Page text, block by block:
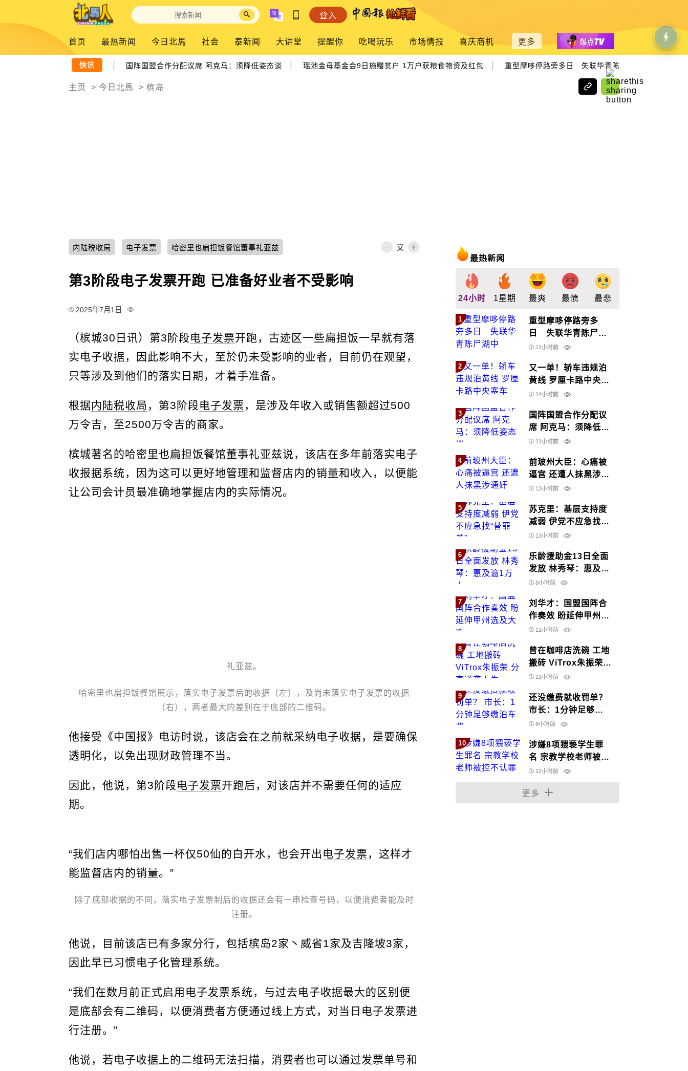
登入
首页 最热新闻 今日北馬 社会 泰新闻 大讲堂 提醒你 吃喝玩乐 市场情报 喜庆商机 更多
快讯
友：国州议员需掌握知识 国阵国盟合作分配议席 阿克马：须降低姿态谈 | 瑶池金母基金会9日施赠贫户 1万户获粮食物资及红包 | 重型摩哆停路旁多日 失联华青陈尸湖中
主页 >今日北馬 >槟岛
内陆税收局 电子发票 哈密里也扁担饭餐馆董事礼亚兹
第3阶段电子发票开跑 已准备好业者不受影响
2025年7月1日
（槟城30日讯）第3阶段电子发票开跑，古迹区一些扁担饭一早就有落
实电子收据，因此影响不大，至於仍未受影响的业者，目前仍在观望，
只等涉及到他们的落实日期，才着手准备。
根据内陆税收局 ，第3阶段电子发票 ，是涉及年收入或销售额超过500
万令吉，至2500万令吉的商家。
槟城著名的哈密里也扁担饭餐馆董事礼亚兹说，该店在多年前落实电子
收报据系统，因为这可以更好地管理和监督店内的销量和收入，以便能
让公司会计员最准确地掌握店内的实际情况。
礼亚兹。
哈密里也扁担饭餐馆展示，落实电子发票后的收据（左），及尚未落实电子发票的收据
（右），两者最大的差别在于底部的二维码。
他接受《中国报》电访时说，该店会在之前就采纳电子收据，是要确保
透明化，以免出现财政管理不当。
因此，他说，第3阶段电子发票开跑后，对该店并不需要任何的适应
期。
“我们店内哪怕出售一杯仅50仙的白开水，也会开出 电子发票 ，这样才
能监督店内的销量。”
除了底部收据的不同，落实电子发票制后的收据还会有一串检查号码，以便消费者能及时
注册。
他说，目前该店已有多家分行，包括槟岛2家丶威省1家及吉隆坡3家，
因此早已习惯电子化管理系统。
“我们在数月前正式启用 电子发票系统，与过去电子收据最大的区别便
是底部会有二维码，以便消费者方便通过线上方式，对当日 电子发票进
行注册。”
他说，若电子收据上的二维码无法扫描，消费者也可以通过发票单号和
最热新闻
24小时 1星期 最爽 最愤 最悲
1
重型摩哆停路旁多
日 失联华青陈尸湖
中11小时前
2
又一单！轿车违规泊
黄线 罗厘卡路中央塞
车14小时前
3
国阵国盟合作分配议
席 阿克马：须降低姿
态谈
11小时前
4
前玻州大臣：心痛被
逼宫 还遭人抹黑涉通
奸13小时前
5
苏克里：基层支持度
减弱 伊党不应急找
“替罪羊”
13小时前
6
乐龄援助金13日全面
发放 林秀琴：惠及逾
1万人
8小时前
7
刘华才：国盟国阵合
作奏效 盼延伸甲州选
及大选
11小时前
8
曾在咖啡店洗碗 工地
搬砖 ViTrox朱振荣
分享逆袭人生
11小时前
9
还没缴费就收罚单？
市长：1分钟足够缴
泊车费
8小时前
10
涉嫌8项猥亵学生罪
名 宗教学校老师被控
不认罪
12小时前
更多